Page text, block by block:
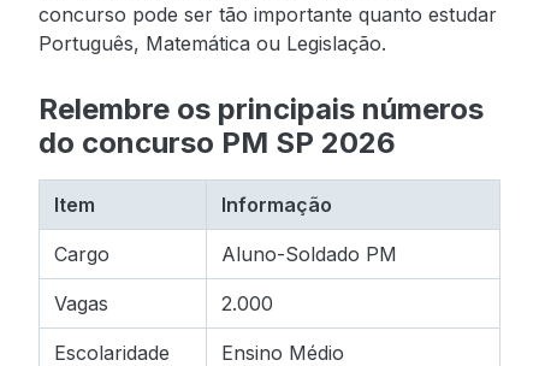
concurso pode ser tão importante quanto estudar
Português, Matemática ou Legislação.
Relembre os principais números
do concurso PM SP 2026
Item Informação
Cargo Aluno-Soldado PM
Vagas 2.000
Escolaridade Ensino Médio